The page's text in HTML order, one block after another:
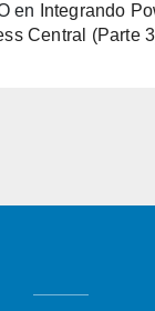
en
Integrando
Central (Parte